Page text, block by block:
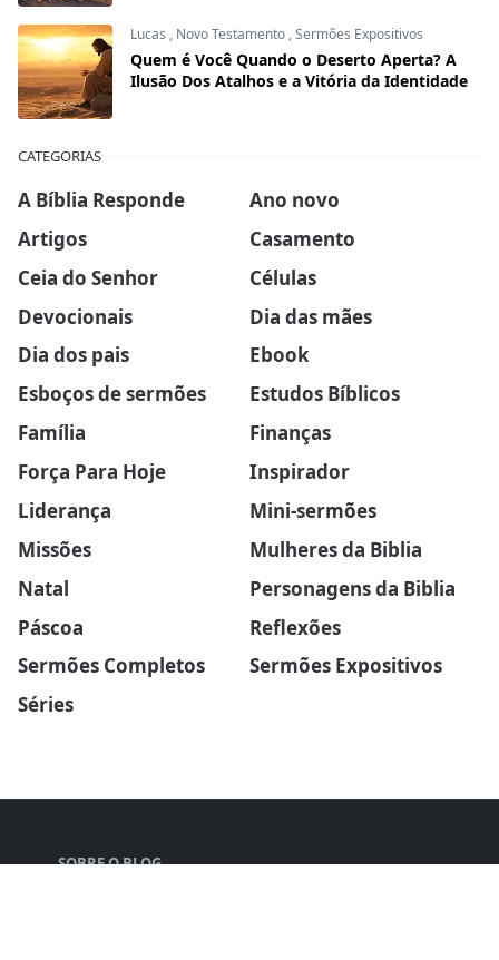
Lucas , Novo Testamento ,Sermões Expositivos
Quem é Você Quando o Deserto Aperta? A
Ilusão Dos Atalhos e a Vitória da Identidade
CATEGORIAS
A Bíblia Responde
Ano novo
Artigos
Casamento
Ceia do Senhor
Células
Devocionais
Dia das mães
Dia dos pais
Ebook
Esboços de sermões
Estudos Bíblicos
Família
Finanças
Força Para Hoje
Inspirador
Liderança
Mini-sermões
Missões
Mulheres da Biblia
Natal
Personagens da Biblia
Páscoa
Reflexões
Sermões Completos
Sermões Expositivos
Séries
SOBRE O BLOG